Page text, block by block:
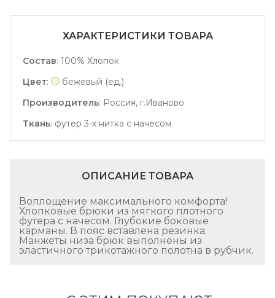
ХАРАКТЕРИСТИКИ ТОВАРА
Состав: 100% Хлопок
Цвет:
бежевый (ед.)
Производитель: Россия, г.Иваново
Ткань: футер 3-х нитка с начесом
ОПИСАНИЕ ТОВАРА
Воплощение максимального комфорта!
Хлопковые брюки из мягкого плотного
футера с начесом. Глубокие боковые
карманы. В пояс вставлена резинка.
Манжеты низа брюк выполнены из
эластичного трикотажного полотна в рубчик.